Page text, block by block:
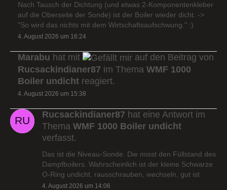
Nach Tausch der Dichtung (und etwas 2-Komponentenkleber
auf die Oberseite der Sonde) ist der Boiler wieder dicht. ->
"So wird das nichts mit dem Wirtschaftsaufschwung." :)
4. August 2026 um 16:24
Marabu hat mit
auf den Beitrag von
Rucsackindianer87 im Thema WMF 1000
Boiler undicht reagiert.
4. August 2026 um 15:38
Rucsackindianer87 hat eine Antwort im
Thema WMF 1000 Boiler undicht
verfasst.
Das ist die Niveau-Sonde. Die misst den Füllstand des
Dampfboilers. Wahrscheinlich ist der kleine Schwarze
O-Ring undicht. rausschrauben, wechseln, gut ist
4. August 2026 um 14:06